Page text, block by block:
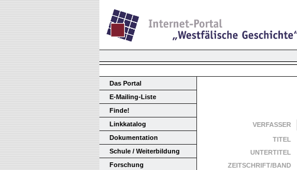
Das Portal
E-Mailing-Liste
Finde!
Linkkatalog
Dokumentation
Schule / Weiterbildung
Forschung
VERFASSER
TITEL
UNTERTITEL
ZEITSCHRIFT/BAND